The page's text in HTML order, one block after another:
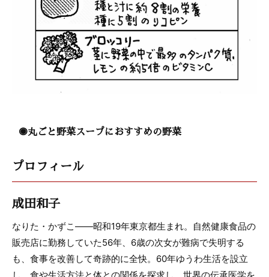
◉丸ごと野菜スープにおすすめの野菜
プロフィール
成田和子
なりた・かずこ――昭和19年東京都生まれ。自然健康食品の
販売店に勤務していた56年、6歳の次女が難病で失明する
も、食事を改善して奇跡的に全快。60年ゆうわ生活を設立